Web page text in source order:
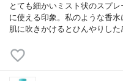
とても細かいミスト状のスプ
に使える印象。私のような香水
肌に吹きかけるとひんやりし